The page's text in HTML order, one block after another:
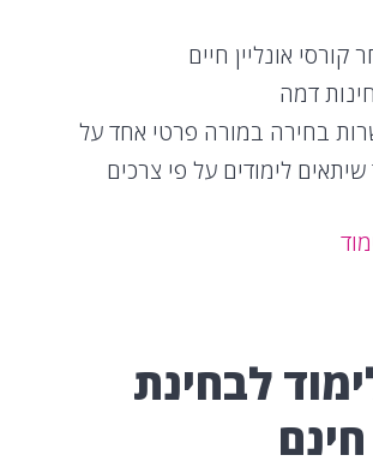
קורסי אונליין חיים
בחירה במורה פרטי אחד על
לימודים על פי צרכים
לבחינת